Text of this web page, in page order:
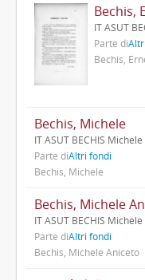
Bechis,
IT ASUT
Parte di
Bechis,
Bechis, Michele
IT ASUT BECHIS Michele
Parte diAltri fondi
Bechis, Michele
Bechis, Michele
IT ASUT BECHIS
Parte diAltri fondi
Bechis, Michele Aniceto